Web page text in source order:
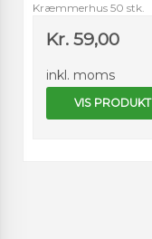
Kræmmerhus 50 stk.
Kr. 59,00
inkl. moms
VIS PRODUKT